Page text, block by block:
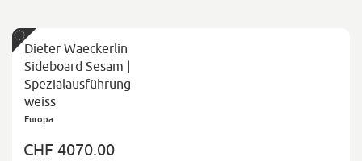
Dieter Waeckerlin
Sideboard Sesam |
Spezialausführung
weiss
Europa
CHF 4070.00